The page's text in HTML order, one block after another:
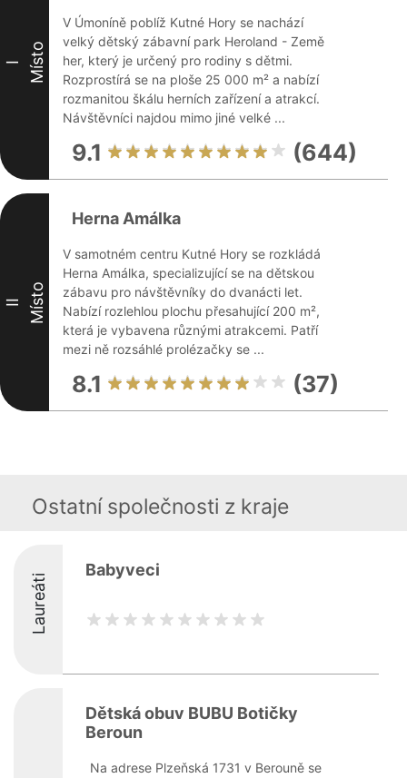
I Místo
V Úmoníně poblíž Kutné Hory se nachází
velký dětský zábavní park Heroland - Země
her, který je určený pro rodiny s dětmi.
Rozprostírá se na ploše 25 000 m² a nabízí
rozmanitou škálu herních zařízení a atrakcí.
Návštěvníci najdou mimo jiné velké ...
9.1 (644)
II Místo
Herna Amálka
V samotném centru Kutné Hory se rozkládá
Herna Amálka, specializující se na dětskou
zábavu pro návštěvníky do dvanácti let.
Nabízí rozlehlou plochu přesahující 200 m²,
která je vybavena různými atrakcemi. Patří
mezi ně rozsáhlé prolézačky se ...
8.1 (37)
Ostatní společnosti z kraje
Laureáti
Babyveci
Dětská obuv BUBU Botičky
Beroun
Na adrese Plzeňská 1731 v Berouně se